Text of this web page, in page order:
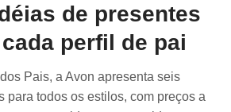
de presentes
perfil de pai
Pais, a Avon apresenta seis
para todos os estilos, com preços a